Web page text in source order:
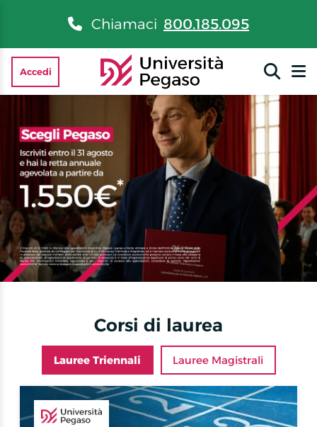
Chiamaci 800.185.095
Accedi
Corsi di laurea
Lauree Triennali Lauree Magistrali